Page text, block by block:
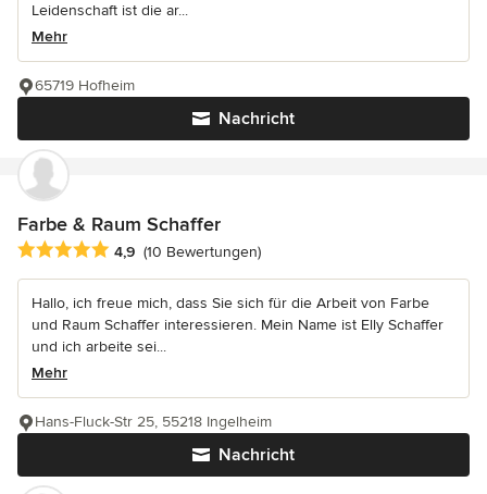
Leidenschaft ist die ar...
Mehr
Nachricht
65719 Hofheim
Farbe & Raum Schaffer
Durchschnittliche Bewertung: 4.9 von 5 Sternen
4,9 (10 Bewertungen)
Hallo, ich freue mich, dass Sie sich für die Arbeit von Farbe
und Raum Schaffer interessieren. Mein Name ist Elly Schaffer
und ich arbeite sei...
Mehr
Nachricht
Hans-Fluck-Str 25, 55218 Ingelheim